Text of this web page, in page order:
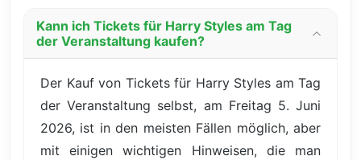
Kann ich Tickets für Harry Styles am Tag
der Veranstaltung kaufen?
Der Kauf von Tickets für Harry Styles am Tag
der Veranstaltung selbst, am Freitag 5. Juni
2026, ist in den meisten Fällen möglich, aber
mit einigen wichtigen Hinweisen, die man